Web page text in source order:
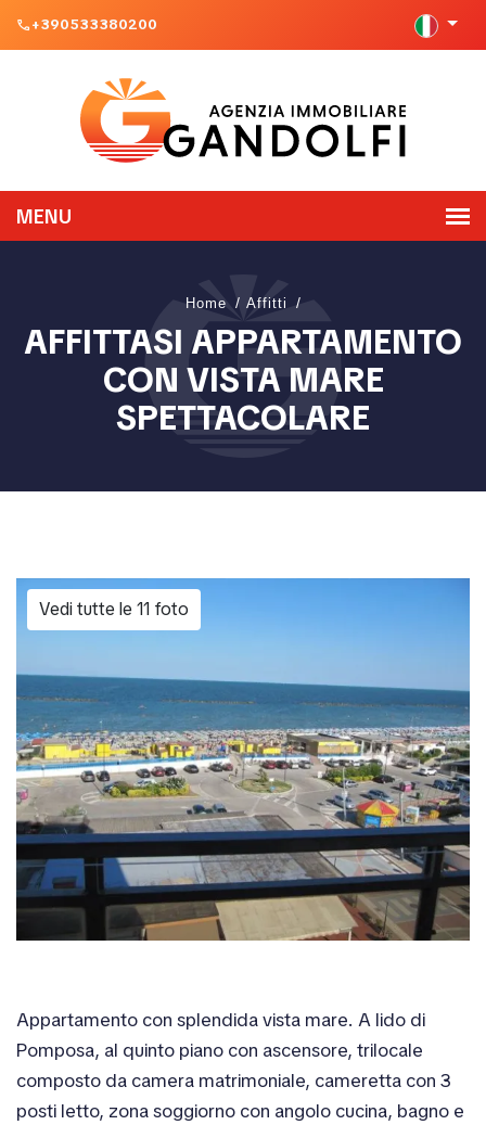
phone+390533380200
Home Affitti
AFFITTASI APPARTAMENTO
CON VISTA MARE
SPETTACOLARE
Vedi tutte le 11 foto
Appartamento con splendida vista mare. A lido di
Pomposa, al quinto piano con ascensore, trilocale
composto da camera matrimoniale, cameretta con 3
posti letto, zona soggiorno con angolo cucina, bagno e